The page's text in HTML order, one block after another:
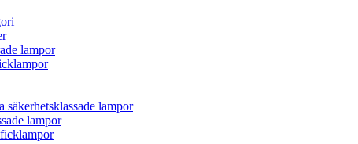
lampor
säkerhetsklassade lampor
lampor